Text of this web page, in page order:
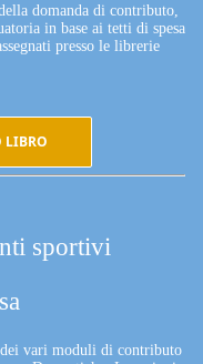
domanda di contributo,
in base ai tetti di spesa
presso le librerie
LIBRO
sportivi
vari moduli di contributo